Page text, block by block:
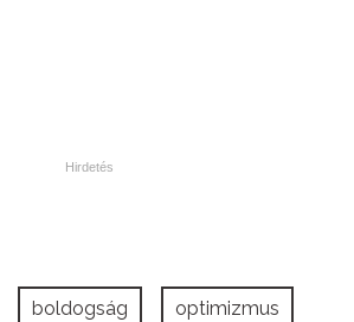
boldogság optimizmus